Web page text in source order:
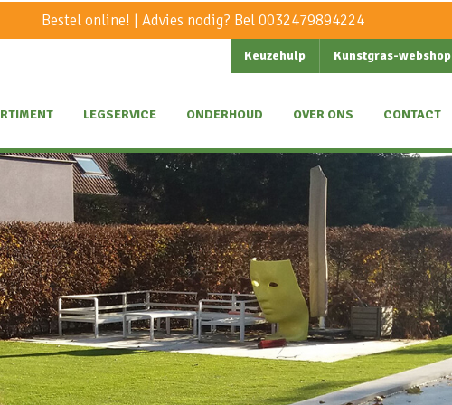
Bestel online! | Advies nodig? Bel0032479894224
Keuzehulp Kunstgras-webshop
LEGSERVICE ONDERHOUD OVER ONS CONTACT